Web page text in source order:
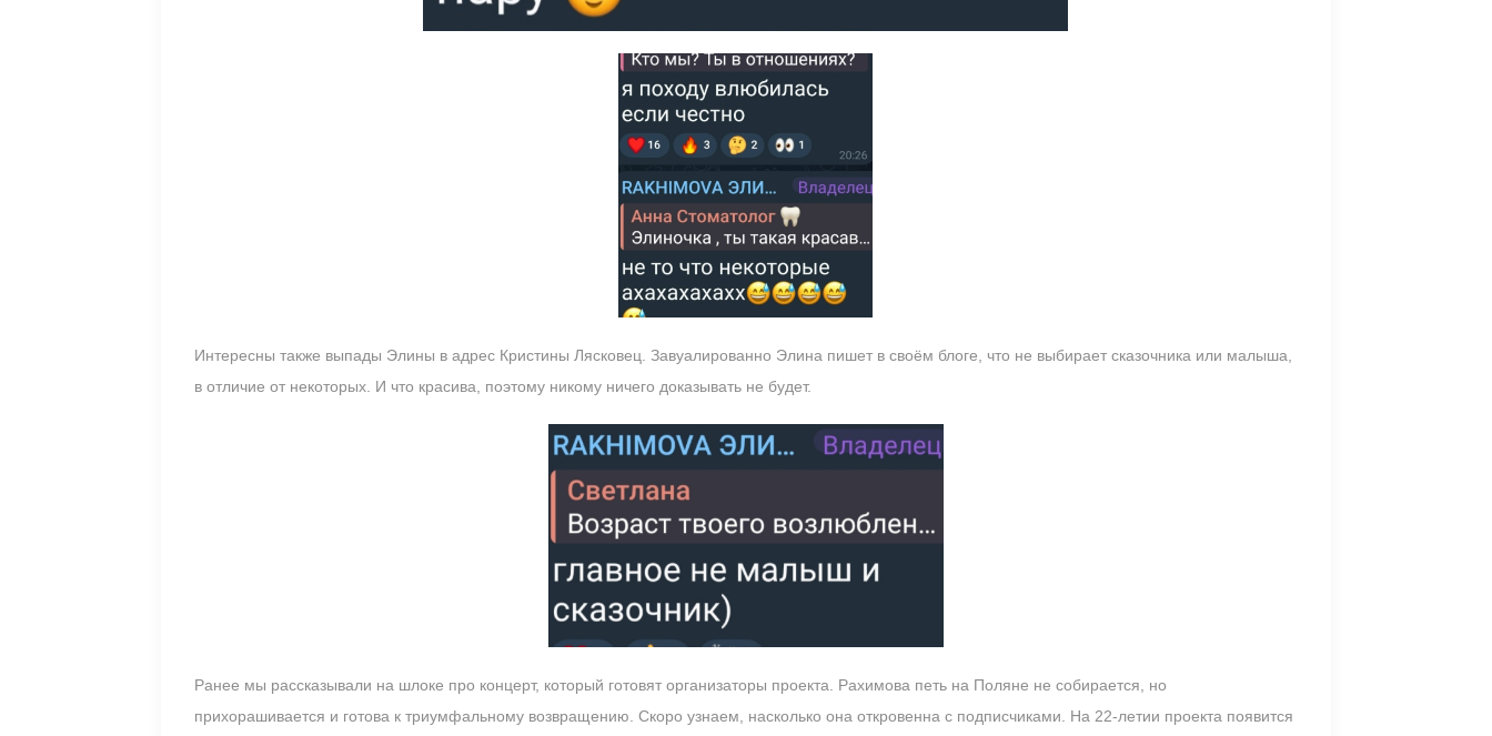
Интересны также выпады Элины в адрес Кристины Лясковец. Завуалированно Элина пишет в своём блоге, что не выбирает сказочника или малыша,
в отличие от некоторых. И что красива, поэтому никому ничего доказывать не будет.
Ранее мы рассказывали на шлоке про концерт, который готовят организаторы проекта. Рахимова петь на Поляне не собирается, но
прихорашивается и готова к триумфальному возвращению. Скоро узнаем, насколько она откровенна с подписчиками. На 22-летии проекта появится